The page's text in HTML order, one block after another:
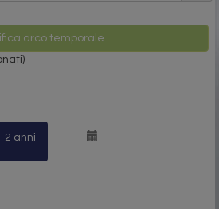
arco temporale
2 anni